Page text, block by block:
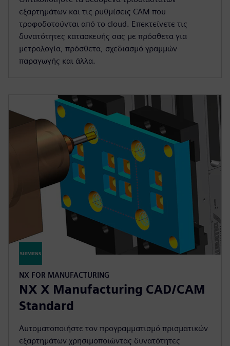
εξαρτημάτων και τις ρυθμίσεις CAM που
τροφοδοτούνται από το cloud. Επεκτείνετε τις
δυνατότητες κατασκευής σας με πρόσθετα για
μετρολογία, πρόσθετα, σχεδιασμό γραμμών
παραγωγής και άλλα.
NX FOR MANUFACTURING
NX X Manufacturing CAD/CAM
Standard
Αυτοματοποιήστε τον προγραμματισμό πρισματικών
εξαρτημάτων χρησιμοποιώντας δυνατότητες